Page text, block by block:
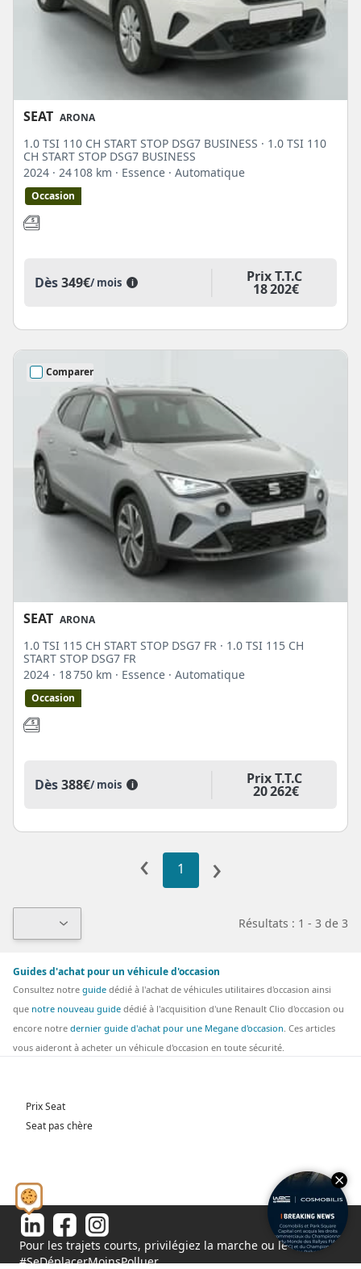
SEAT ARONA
1.0 TSI 110 CH START STOP DSG7 BUSINESS · 1.0 TSI 110
CH START STOP DSG7 BUSINESS
2024 · 24 108 km · Essence · Automatique
Occasion
Dès349€/ mois i Prix T.T.C
18 202€
Comparer
SEAT ARONA
1.0 TSI 115 CH START STOP DSG7 FR · 1.0 TSI 115 CH
START STOP DSG7 FR
2024 · 18 750 km · Essence · Automatique
Occasion
Dès388€/ mois i Prix T.T.C
20 262€
‹ 1 ›
Résultats : 1 - 3 de 3
Guides d'achat pour un véhicule d'occasion
Consultez notre guide dédié à l'achat de véhicules utilitaires d'occasion ainsi
que notre nouveau guide dédié à l'acquisition d'une Renault Clio d'occasion ou
encore notre dernier guide d'achat pour une Megane d'occasion . Ces articles
vous aideront à acheter un véhicule d'occasion en toute sécurité.
Prix Seat
Seat pas chère
Pour les trajets courts, privilégiez la marche ou le vélo.
#SeDéplacerMoinsPolluer